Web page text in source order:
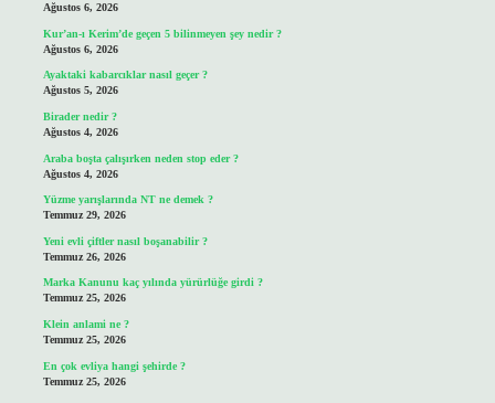
Ağustos 6, 2026
Kur’an-ı Kerim’de geçen 5 bilinmeyen şey nedir ?
Ağustos 6, 2026
Ayaktaki kabarcıklar nasıl geçer ?
Ağustos 5, 2026
Birader nedir ?
Ağustos 4, 2026
Araba boşta çalışırken neden stop eder ?
Ağustos 4, 2026
Yüzme yarışlarında NT ne demek ?
Temmuz 29, 2026
Yeni evli çiftler nasıl boşanabilir ?
Temmuz 26, 2026
Marka Kanunu kaç yılında yürürlüğe girdi ?
Temmuz 25, 2026
Klein anlami ne ?
Temmuz 25, 2026
En çok evliya hangi şehirde ?
Temmuz 25, 2026